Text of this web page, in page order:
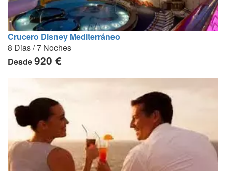
Crucero Disney Mediterráneo
8 Dias / 7 Noches
Desde920 €